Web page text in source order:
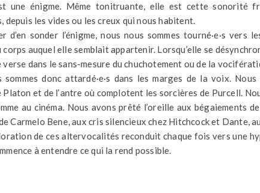
une énigme. Même tonitruante, elle est cette sonorité
depuis les vides ou les creux qui nous habitent.
d’en sonder l’énigme, nous nous sommes tourné·e·s vers
corps auquel elle semblait appartenir. Lorsqu’elle se
verse dans le sans-mesure du chuchotement ou de la
sommes donc attardé·e·s dans les marges de la voix.
Platon et de l’antre où complotent les sorcières de Purcell.
au cinéma. Nous avons prêté l’oreille aux bégaiements
Carmelo Bene, aux cris silencieux chez Hitchcock et Dante,
de ces altervocalités reconduit chaque fois vers une
à entendre ce qui la rend possible.